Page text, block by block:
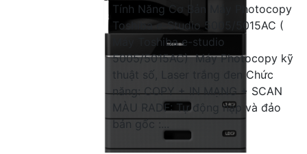
Tính Năng Cơ Bản Máy Photocopy
Toshiba e-Studio 5005/5015AC (
Máy Toshiba e-studio
5005/5015AC) Máy Photocopy kỹ
thuật số, Laser trắng đen Chức
năng: COPY + IN MẠNG + SCAN
MÀU RADF: Tự động nạp và đảo
bản gốc :...